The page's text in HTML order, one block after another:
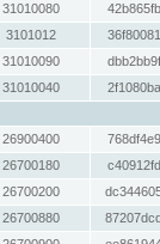
31010080
3101012
31010090
31010040
26900400
26700180
26700200
26700880